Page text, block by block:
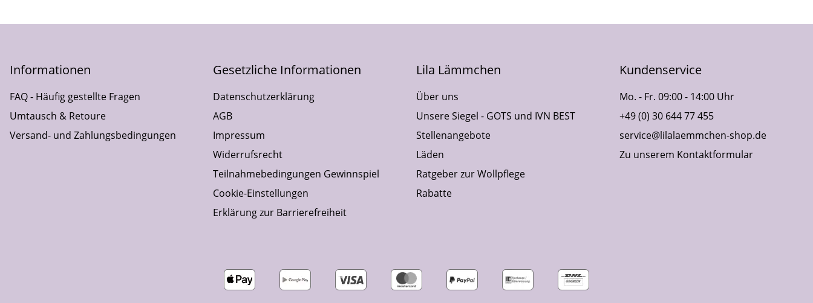
Informationen
FAQ - Häufig gestellte Fragen
Umtausch & Retoure
Versand- und Zahlungsbedingungen
Gesetzliche Informationen
Datenschutzerklärung
AGB
Impressum
Widerrufsrecht
Teilnahmebedingungen Gewinnspiel
Cookie-Einstellungen
Erklärung zur Barrierefreiheit
Lila Lämmchen
Über uns
Unsere Siegel - GOTS und IVN BEST
Stellenangebote
Läden
Ratgeber zur Wollpflege
Rabatte
Kundenservice
Mo. - Fr. 09:00 - 14:00 Uhr
+49 (0) 30 644 77 455
service@lilalaemmchen-shop.de
Zu unserem Kontaktformular